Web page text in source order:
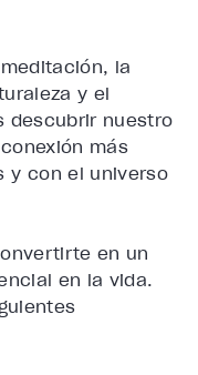
la
y el
descubrir nuestro
más
y con el universo
en un
en la vida.